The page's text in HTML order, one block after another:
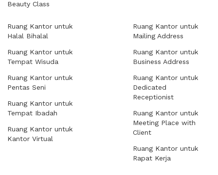
Beauty Class
Ruang Kantor untuk
Halal Bihalal
Ruang Kantor untuk
Tempat Wisuda
Ruang Kantor untuk
Pentas Seni
Ruang Kantor untuk
Tempat Ibadah
Ruang Kantor untuk
Kantor Virtual
Ruang Kantor untuk
Mailing Address
Ruang Kantor untuk
Business Address
Ruang Kantor untuk
Dedicated
Receptionist
Ruang Kantor untuk
Meeting Place with
Client
Ruang Kantor untuk
Rapat Kerja